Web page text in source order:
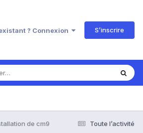
? Connexion S’inscrire
Toute l’activité
de cm9